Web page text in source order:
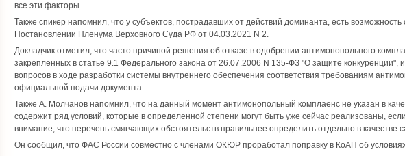
все эти факторы.
Также спикер напомнил, что у субъектов, пострадавших от действий доминанта, есть
Постановлении Пленума Верховного Суда РФ от 04.03.2021 N 2.
Докладчик отметил, что часто причиной решения об отказе в одобрении антимонопольного
закрепленных в статье 9.1 Федерального закона от 26.07.2006 N 135-ФЗ "О защите конкуренции",
вопросов в ходе разработки системы внутреннего обеспечения соответствия требованиям
официальной подачи документа.
Также А. Молчанов напомнил, что на данный момент антимонопольный комплаенс не указан в
содержит ряд условий, которые в определенной степени могут быть уже сейчас реализованы,
внимание, что перечень смягчающих обстоятельств правильнее определить отдельно в качестве
Он сообщил, что ФАС России совместно с членами ОКЮР проработал поправку в КоАП об